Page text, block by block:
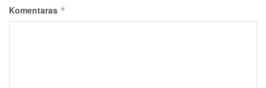
Komentaras *